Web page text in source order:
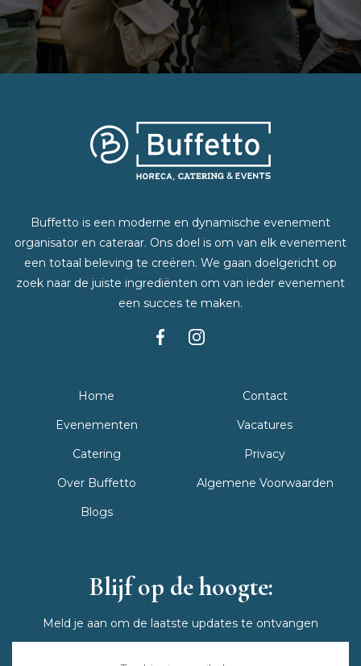
Buffetto is een moderne en dynamische evenement
organisator en cateraar. Ons doel is om van elk evenement
een totaal beleving te creëren. We gaan doelgericht op
zoek naar de juiste ingrediënten om van ieder evenement
een succes te maken.
Home
Evenementen
Catering
Over Buffetto
Blogs
Contact
Vacatures
Privacy
Algemene Voorwaarden
Blijf op de hoogte:
Meld je aan om de laatste updates te ontvangen